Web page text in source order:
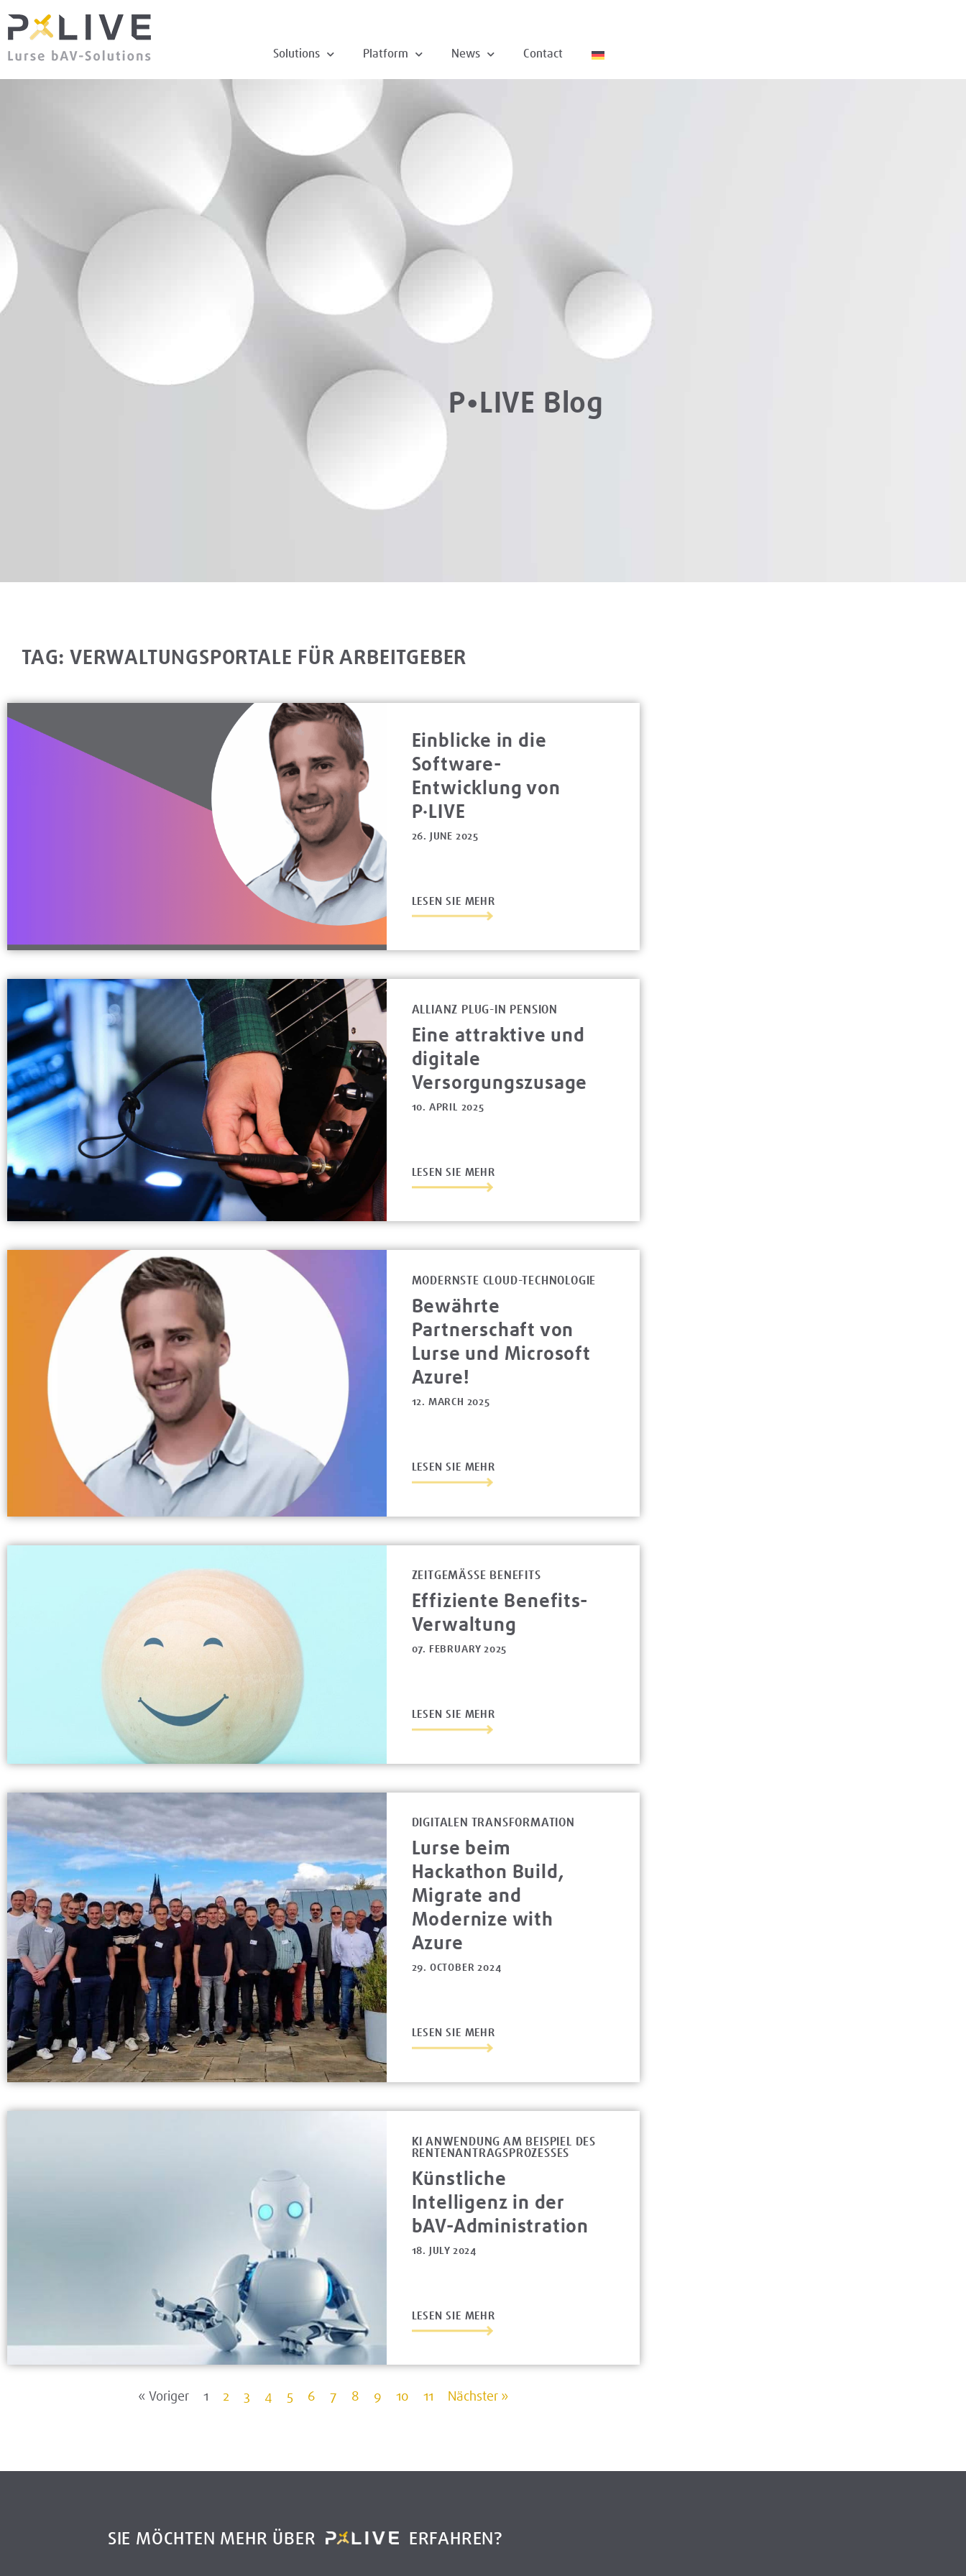
Solutions Platform News Contact
P•LIVE Blog
TAG: VERWALTUNGSPORTALE FÜR ARBEITGEBER
Einblicke in die
Software-
Entwicklung von
P·LIVE
26. JUNE 2025
LESEN SIE MEHR
ALLIANZ PLUG-IN PENSION
Eine attraktive und
digitale
Versorgungszusage
10. APRIL 2025
LESEN SIE MEHR
MODERNSTE CLOUD-TECHNOLOGIE
Bewährte
Partnerschaft von
Lurse und Microsoft
Azure!
12. MARCH 2025
LESEN SIE MEHR
ZEITGEMÄSSE BENEFITS
Effiziente Benefits-
Verwaltung
07. FEBRUARY 2025
LESEN SIE MEHR
DIGITALEN TRANSFORMATION
Lurse beim
Hackathon Build,
Migrate and
Modernize with
Azure
29. OCTOBER 2024
LESEN SIE MEHR
KI ANWENDUNG AM BEISPIEL DES
RENTENANTRAGSPROZESSES
Künstliche
Intelligenz in der
bAV-Administration
18. JULY 2024
LESEN SIE MEHR
« Voriger 1 2 3 4 5 6 7 8 9 10 11 Nächster »
SIE MÖCHTEN MEHR ÜBER ERFAHREN?